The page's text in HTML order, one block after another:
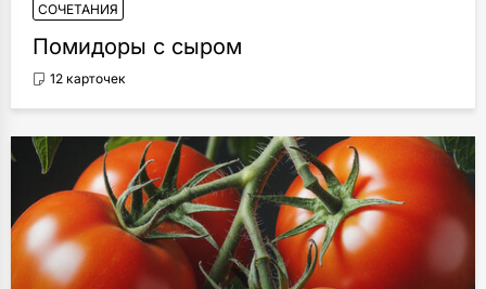
СОЧЕТАНИЯ
Помидоры с сыром
12 карточек